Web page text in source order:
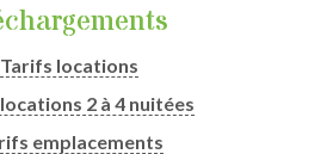
Tarifs locations
2 à 4 nuitées
emplacements